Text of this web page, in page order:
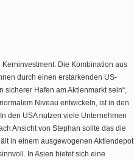
Die Kombination aus
durch einen erstarkenden US-
sicherer Hafen am Aktienmarkt sein“,
Niveau entwickeln, ist in den
den USA nutzen viele Unternehmen
Ansicht von Stephan sollte das die
in einem ausgewogenen Aktiendepot
In Asien bietet sich eine